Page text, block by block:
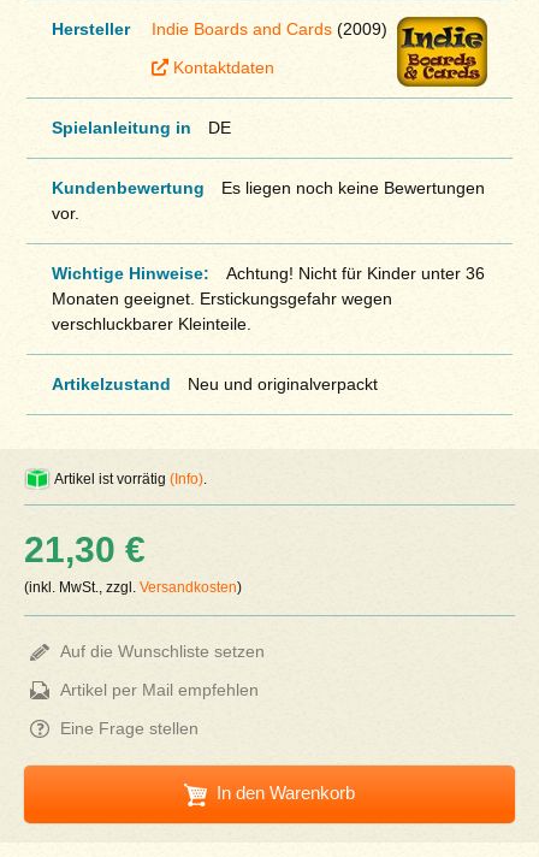
Hersteller Indie Boards and Cards(2009)
Kontaktdaten
Spielanleitung in DE
Kundenbewertung
Es liegen noch keine Bewertungen
vor.
Wichtige Hinweise:
Achtung! Nicht für Kinder unter 36
Monaten geeignet. Erstickungsgefahr wegen
verschluckbarer Kleinteile.
Artikelzustand Neu und originalverpackt
Artikel ist vorrätig(Info)
21,30 €
(inkl. MwSt., zzgl.Versandkosten)
Auf die Wunschliste setzen
Artikel per Mail empfehlen
Eine Frage stellen
In den Warenkorb